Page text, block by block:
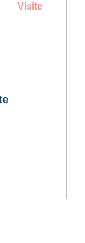
Visite